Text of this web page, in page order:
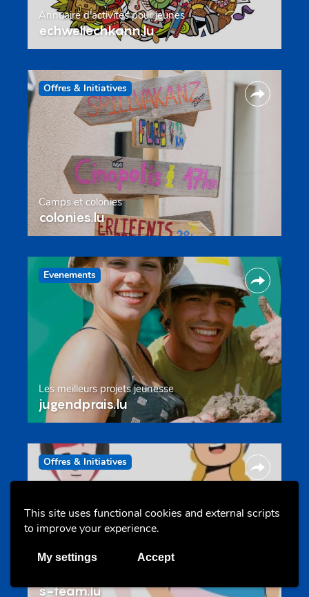
This site uses functional cookies and external scripts
to improve your experience.
My settings Accept
Annuaire d’activités pour jeunes
echwellechkann.lu
Offres & Initiatives
Camps et colonies
colonies.lu
Evenements
Les meilleurs projets jeunesse
jugendprais.lu
Offres & Initiatives
s-team.lu